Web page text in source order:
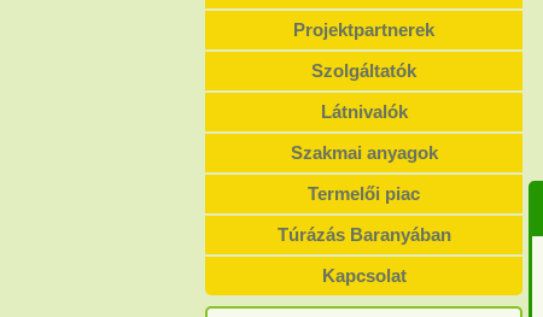
Projektpartnerek
Szolgáltatók
Látnivalók
Szakmai anyagok
Termelői piac
Túrázás Baranyában
Kapcsolat